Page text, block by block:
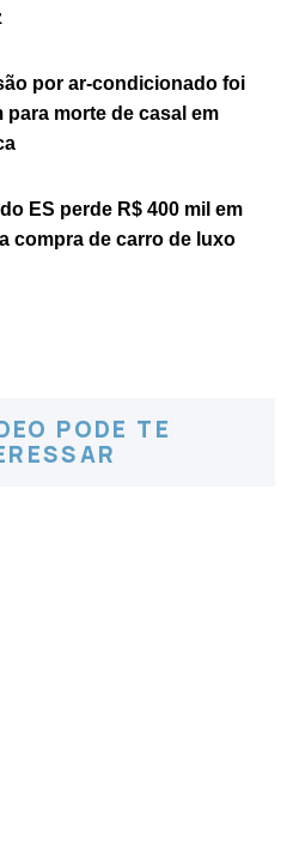
por ar-condicionado foi
para morte de casal em
ES perde R$ 400 mil em
compra de carro de luxo
PODE TE